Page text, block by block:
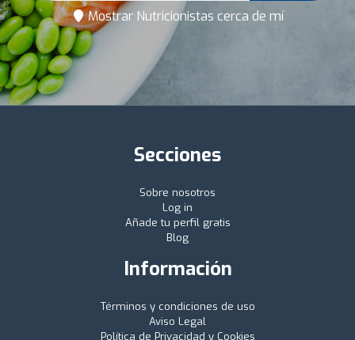
Mostrar Nutricionistas cerca de mí
Secciones
Sobre nosotros
Log in
Añade tu perfil gratis
Blog
Información
Términos y condiciones de uso
Aviso Legal
Política de Privacidad y Cookies